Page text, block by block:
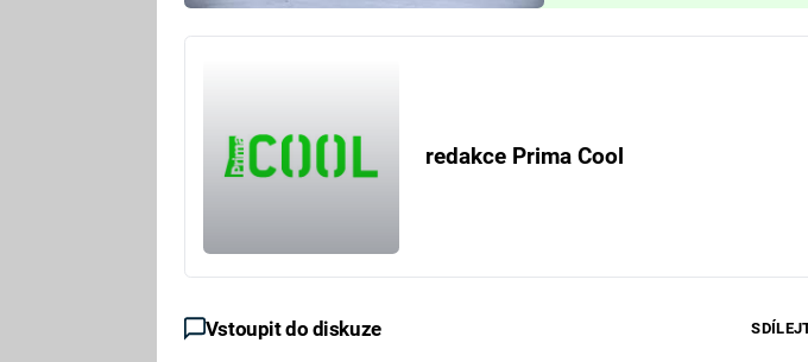
redakce Prima Cool
Vstoupit do diskuze